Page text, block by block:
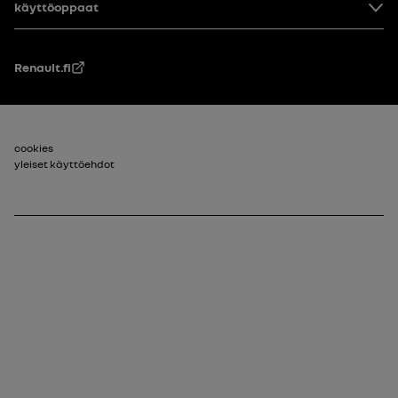
käyttöoppaat
Renault.fi
Footer_2
cookies
yleiset käyttöehdot